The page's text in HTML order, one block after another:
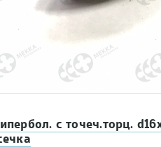
с точеч.торц.